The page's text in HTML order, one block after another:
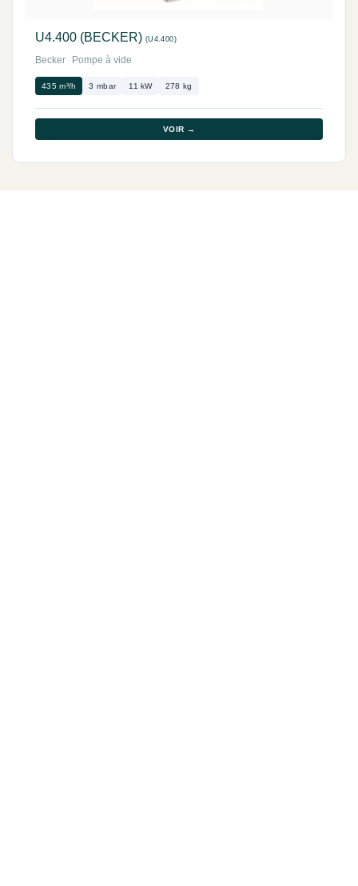
U4.400 (BECKER) (U4.400)
Becker · Pompe à vide
435 m³/h 3 mbar 11 kW 278 kg
VOIR →